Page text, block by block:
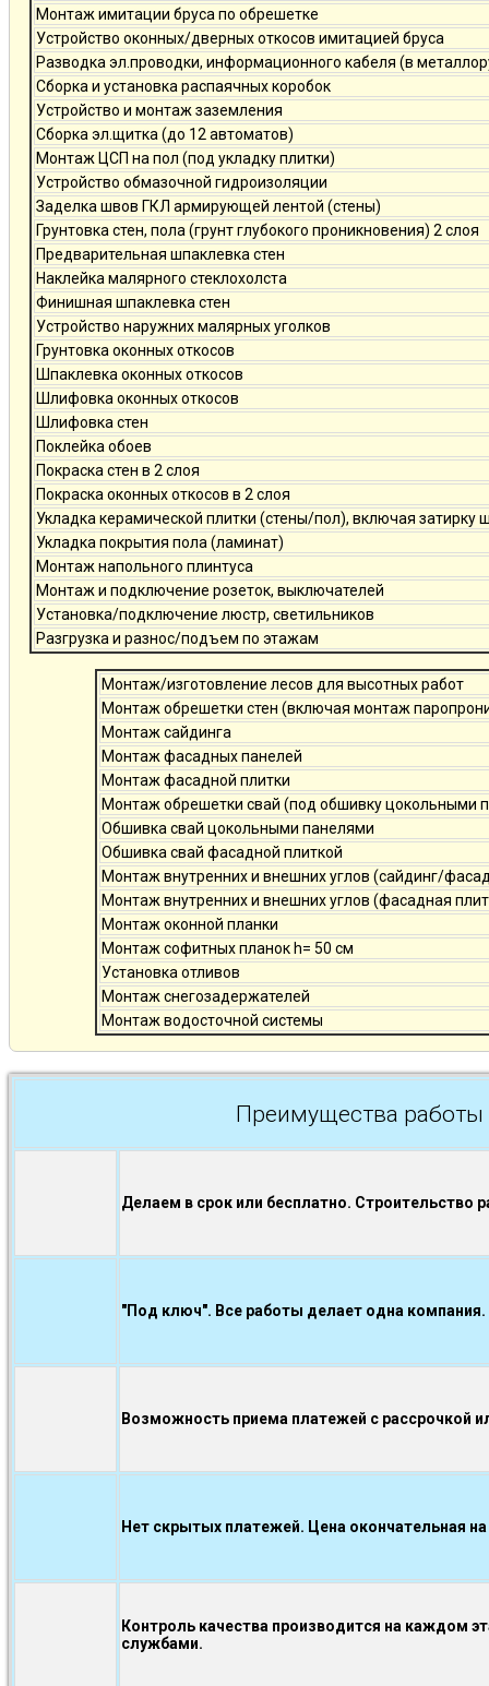
Монтаж имитации бруса по обрешетке
Устройство оконных/дверных откосов имитацией бруса
Разводка эл.проводки, информационного кабеля (в
Сборка и установка распаячных коробок
Устройство и монтаж заземления
Сборка эл.щитка (до 12 автоматов)
Монтаж ЦСП на пол (под укладку плитки)
Устройство обмазочной гидроизоляции
Заделка швов ГКЛ армирующей лентой (стены)
Грунтовка стен, пола (грунт глубокого проникновения) 2 слоя
Предварительная шпаклевка стен
Наклейка малярного стеклохолста
Финишная шпаклевка стен
Устройство наружних малярных уголков
Грунтовка оконных откосов
Шпаклевка оконных откосов
Шлифовка оконных откосов
Шлифовка стен
Поклейка обоев
Покраска стен в 2 слоя
Покраска оконных откосов в 2 слоя
Укладка керамической плитки (стены/пол), включая затирку
Укладка покрытия пола (ламинат)
Монтаж напольного плинтуса
Монтаж и подключение розеток, выключателей
Установка/подключение люстр, светильников
Разгрузка и разнос/подъем по этажам
Монтаж/изготовление лесов для высотных работ
Монтаж обрешетки стен (включая монтаж
Монтаж сайдинга
Монтаж фасадных панелей
Монтаж фасадной плитки
Монтаж обрешетки свай (под обшивку цокольными
Обшивка свай цокольными панелями
Обшивка свай фасадной плиткой
Монтаж внутренних и внешних углов (сайдинг/
Монтаж внутренних и внешних углов (фасадная
Монтаж оконной планки
Монтаж софитных планок h= 50 см
Установка отливов
Монтаж снегозадержателей
Монтаж водосточной системы
Преимущества
Делаем в срок или бесплатно. Строительство
"Под ключ". Все работы делает одна компания.
Возможность приема платежей с рассрочкой
Нет скрытых платежей. Цена окончательная
Контроль качества производится на каждом
службами.